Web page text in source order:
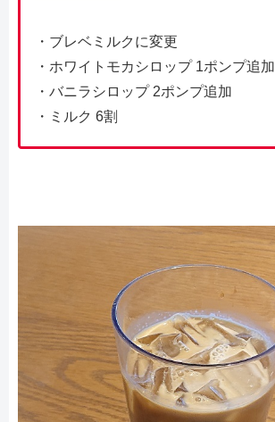
・ブレベミルクに変更
・ホワイトモカシロップ 1ポンプ追加
・バニラシロップ 2ポンプ追加
・ミルク 6割